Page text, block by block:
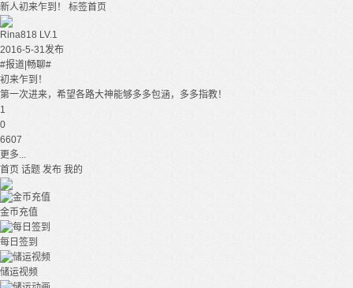
新人初来乍到！ 标签首页
Rina818 LV.1
2016-5-31发布
#报道|畅聊#
初来乍到！
第一次进来，希望各路大神能够多多包涵，多多指教！
1
0
6607
更多...
首页 话题 发布 我的
金币充值
每日签到
储运视频